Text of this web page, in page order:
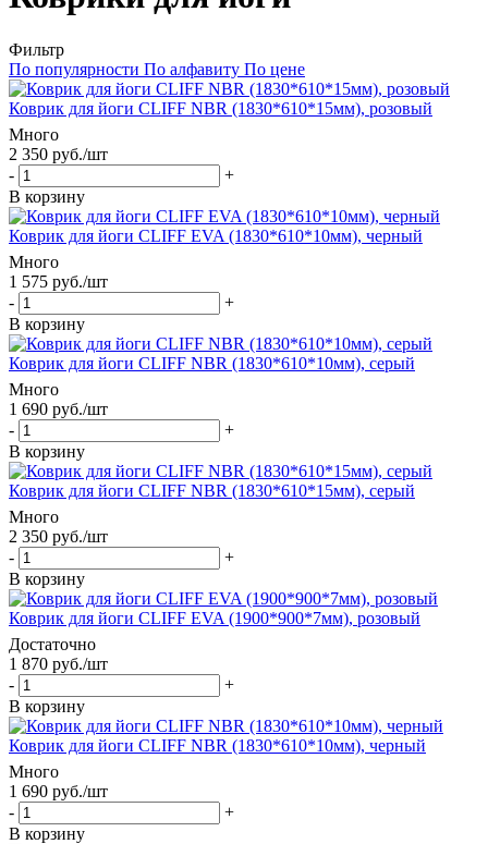
Фильтр
По популярности По алфавиту По цене
Коврик для йоги CLIFF NBR (1830*610*15мм), розовый
Много
2 350 руб./шт
-
+
В корзину
Коврик для йоги CLIFF EVA (1830*610*10мм), черный
Много
1 575 руб./шт
-
+
В корзину
Коврик для йоги CLIFF NBR (1830*610*10мм), серый
Много
1 690 руб./шт
-
+
В корзину
Коврик для йоги CLIFF NBR (1830*610*15мм), серый
Много
2 350 руб./шт
-
+
В корзину
Коврик для йоги CLIFF EVA (1900*900*7мм), розовый
Достаточно
1 870 руб./шт
-
+
В корзину
Коврик для йоги CLIFF NBR (1830*610*10мм), черный
Много
1 690 руб./шт
-
+
В корзину